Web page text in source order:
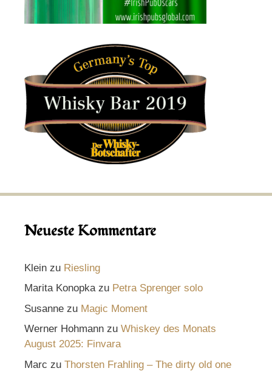
Neueste Kommentare
Klein zu Riesling
Marita Konopkazu Petra Sprenger solo
Susanne zu Magic Moment
Werner Hohmann zu Whiskey des Monats
August 2025: Finvara
Marc zu Thorsten Frahling – The dirty old one